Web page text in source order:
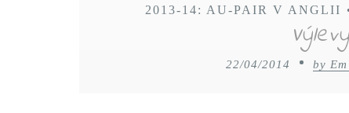
2013-14: AU-PAIR V ANGLII
22/04/2014 by